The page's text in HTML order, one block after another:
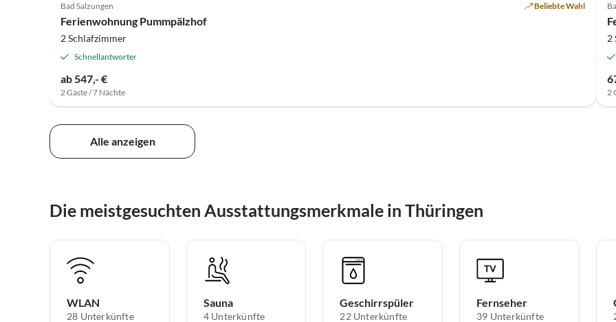
Super-Gastgeber
Bad Salzungen Beliebte Wahl
Ferienwohnung Pummpälzhof
2 Schlafzimmer
Schnellantworter
ab 547,- €
2 Gäste / 7 Nächte
2
2
Alle anzeigen
Die meistgesuchten Ausstattungsmerkmale in Thüringen
WLAN
28 Unterkünfte
Sauna
4 Unterkünfte
Geschirrspüler
22 Unterkünfte
Fernseher
39 Unterkünfte